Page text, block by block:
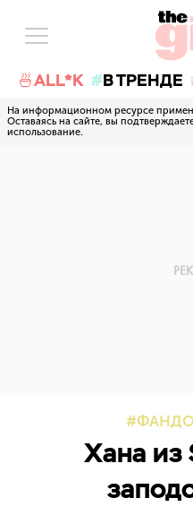
🍜ALL*K В ТРЕНДЕ
На информационном ресурсе
Оставаясь на сайте, вы
использование.
Хана из